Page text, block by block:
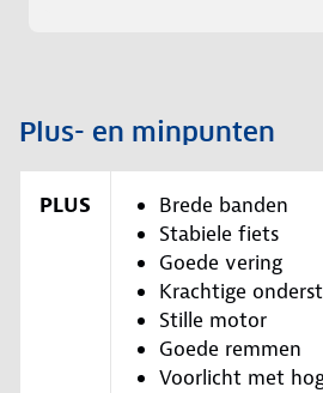
Plus- en minpunten
PLUS
Brede banden
Stabiele fiets
Goede vering
Krachtige
Stille motor
Goede remmen
Voorlicht met